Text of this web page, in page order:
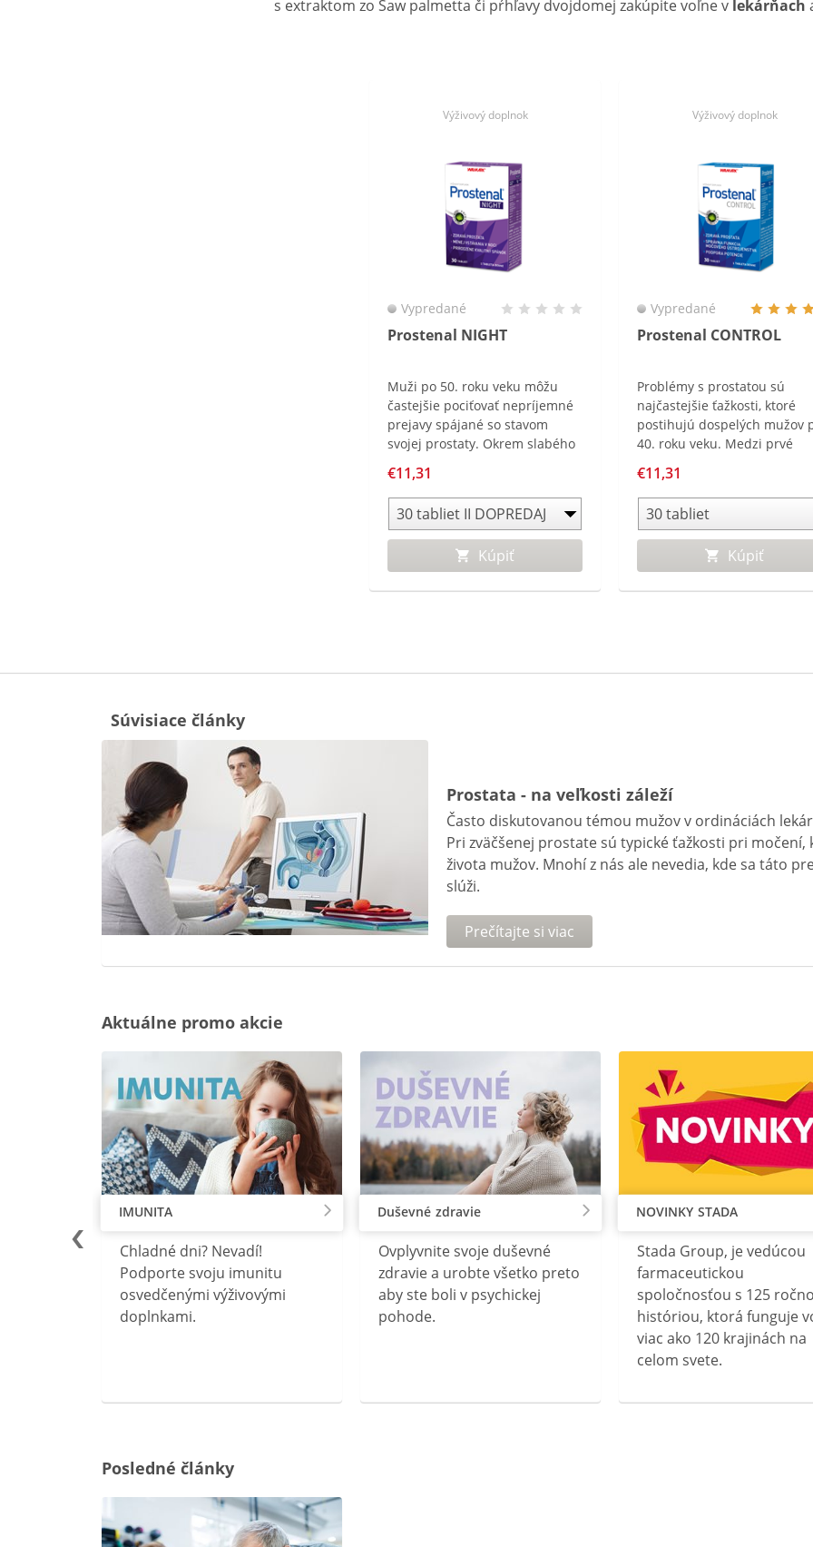
s extraktom zo Saw palmetta či pŕhľavy dvojdomej zakúpite voľne v lekárňach
Výživový doplnok
Prostenal NIGHT
Vypredané
Muži po 50. roku veku môžu
častejšie pociťovať nepríjemné
prejavy spájané so stavom
svojej prostaty. Okrem slabého
opakovane vstávať pre nutkanie
na močenie. Nedostatok
kvalitného, neprerušovaného
spánku môže potom viesť
k celkovej rannej únave.
€11,31
Kúpiť
Výživový doplnok
Prostenal CONTROL
Vypredané
Problémy s prostatou sú
najčastejšie ťažkosti, ktoré
postihujú dospelých mužov
40. roku veku. Medzi prvé
a častejšie močenie. Navyše,
problémy s prostatou sa
spájajú s vyšším rizikom
ťažkostí s potenciou.
€11,31
Kúpiť
Súvisiace články
Prostata - na veľkosti záleží
Často diskutovanou témou mužov v ordináciách
Pri zväčšenej prostate sú typické ťažkosti pri
života mužov. Mnohí z nás ale nevedia, kde sa táto
slúži.
Prečítajte si viac
Aktuálne promo akcie
IMUNITA
Chladné dni? Nevadí!
Podporte svoju imunitu
osvedčenými výživovými
doplnkami.
Duševné zdravie
Ovplyvnite svoje duševné
zdravie a urobte všetko preto
aby ste boli v psychickej
pohode.
NOVINKY STADA
Stada Group, je vedúcou
farmaceutickou
spoločnosťou s 125
históriou, ktorá funguje
viac ako 120 krajinách na
celom svete.
Posledné články